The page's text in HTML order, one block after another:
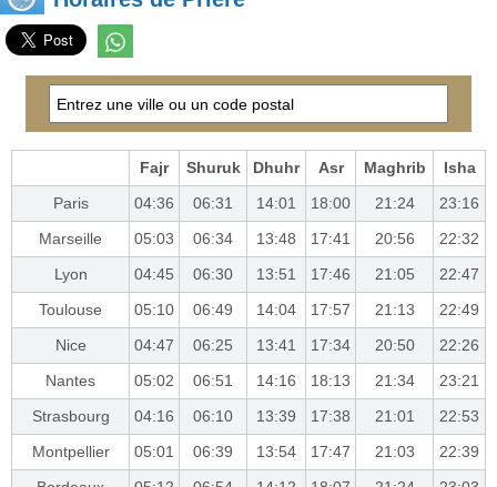
Fajr Shuruk Dhuhr Asr Maghrib
Isha
Paris
04:36 06:31 14:01 18:00 21:24
23:16
Marseille
05:03 06:34 13:48 17:41 20:56
22:32
Lyon
04:45 06:30 13:51 17:46 21:05
22:47
Toulouse
05:10 06:49 14:04 17:57 21:13
22:49
Nice
04:47 06:25 13:41 17:34 20:50
22:26
Nantes
05:02 06:51 14:16 18:13 21:34
23:21
Strasbourg
04:16 06:10 13:39 17:38 21:01
22:53
Montpellier
05:01 06:39 13:54 17:47 21:03
22:39